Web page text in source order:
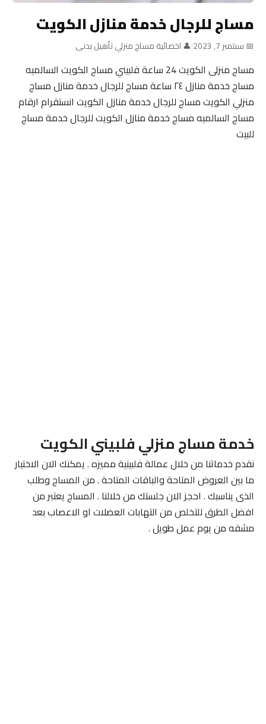
مساج للرجال خدمة منازل الكويت
📅 سبتمبر 7, 2023 |👤 اخصائية مساج منزلي تأهيل بدنى
مساج منزلى الكويت 24 ساعة فلبيني مساج الكويت السالميه
مساج خدمة منازل ٢٤ ساعة مساج للرجال خدمة منازل مساج
منزلي الكويت مساج للرجال خدمة منازل الكويت انستقرام ارقام
مساج السالميه مساج خدمة منازل الكويت للرجال خدمة مساج
للبيت
خدمة مساج منزلي فلبيني الكويت
نقدم خدماتنا من خلال عمالة فلبينية مميزه . يمكنك الان الاختيار
ما بين العروض المتاحة والباقات المتاحة . من المساج وطلب
الذى يناسبك . احجز الان جلستك من خلالنا . المساج يعتبر من
افضل الطرق للتخلص من التهابات العضلات او الاعصاب بعد
مشقه من يوم عمل طويل .